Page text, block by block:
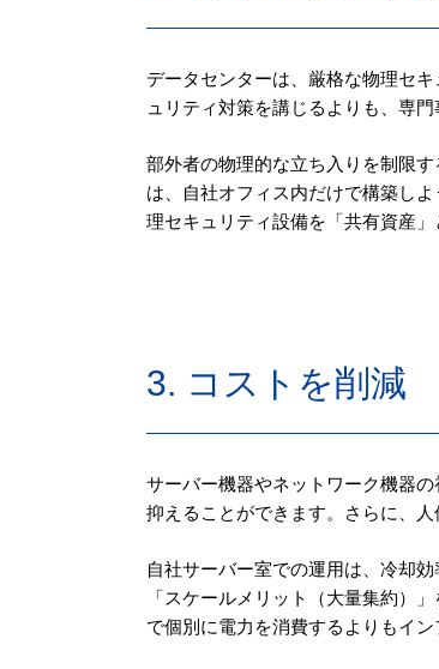
データセンターは、厳格な物理セ
ュリティ対策を講じるよりも、専
部外者の物理的な立ち入りを制限
は、自社オフィス内だけで構築し
理セキュリティ設備を「共有資産
3. コストを削減
サーバー機器やネットワーク機器
抑えることができます。さらに、
自社サーバー室での運用は、冷却
「スケールメリット（大量集約）
で個別に電力を消費するよりもイ